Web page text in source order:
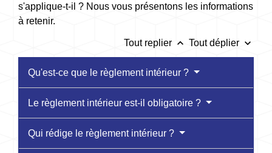
s'applique-t-il ? Nous vous présentons les informations
à retenir.
Tout replier keyboard_arrow_up Tout déplier keyboard_arrow_down
Qu'est-ce que le règlement intérieur ?
Le règlement intérieur est-il obligatoire ?
Qui rédige le règlement intérieur ?